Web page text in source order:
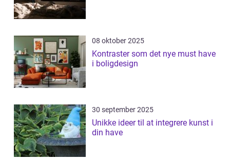
08 oktober 2025
Kontraster som det nye must have
i boligdesign
30 september 2025
Unikke ideer til at integrere kunst i
din have